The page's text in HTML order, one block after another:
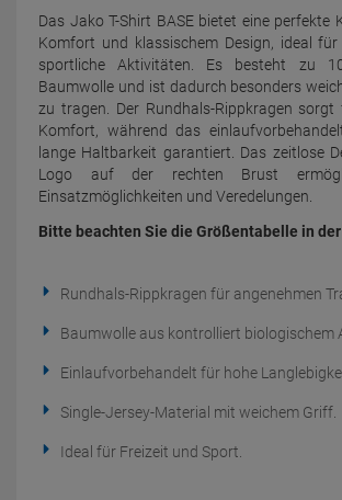
Das Jako T-Shirt BASE bietet eine perfekte
Komfort und klassischem Design, ideal
sportliche Aktivitäten. Es besteht zu
Baumwolle und ist dadurch besonders
zu tragen. Der Rundhals-Rippkragen
Komfort, während das
lange Haltbarkeit garantiert. Das zeitlose
Logo auf der rechten Brust
Einsatzmöglichkeiten und Veredelungen.
Bitte beachten Sie die Größentabelle in
Rundhals-Rippkragen für angenehmen
Baumwolle aus kontrolliert biologischem
Einlaufvorbehandelt für hohe
Single-Jersey-Material mit weichem Griff.
Ideal für Freizeit und Sport.